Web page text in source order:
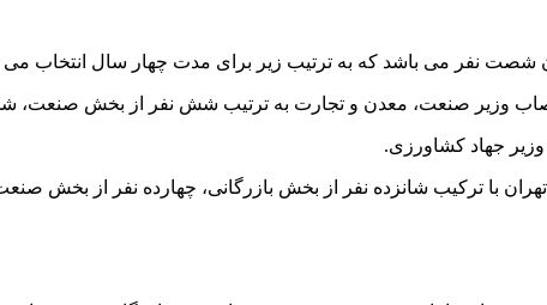
شصت نفر می باشد که به ترتیب زیر برای مدت چهار سال انتخاب
انتصاب وزیر صنعت، معدن و تجارت به ترتیب شش نفر از بخش
وزیر جهاد کشاورزی.
تهران با ترکیب شانزده نفر از بخش بازرگانی، چهارده نفر از